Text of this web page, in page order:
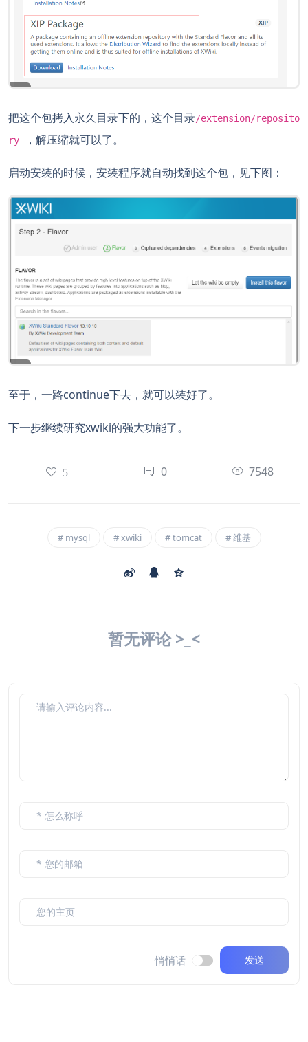
把这个包拷入永久目录下的，这个目录/extension/reposito
ry
，解压缩就可以了。
启动安装的时候，安装程序就自动找到这个包，见下图：
至于，一路continue下去，就可以装好了。
下一步继续研究xwiki的强大功能了。
5 0 7548
mysql xwiki tomcat 维基
暂无评论 >_<
悄悄话 发送